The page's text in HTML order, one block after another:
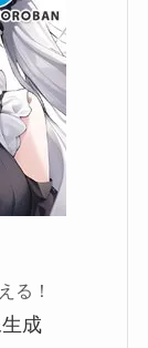
る！
成